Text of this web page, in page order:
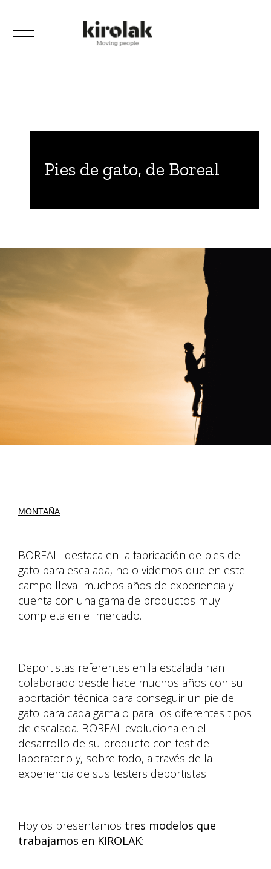
Pies de gato, de Boreal
MONTAÑA
BOREAL destaca en la fabricación de pies de
gato para escalada, no olvidemos que en este
campo lleva muchos años de experiencia y
cuenta con una gama de productos muy
completa en el mercado.
Deportistas referentes en la escalada han
colaborado desde hace muchos años con su
aportación técnica para conseguir un pie de
gato para cada gama o para los diferentes tipos
de escalada. BOREAL evoluciona en el
desarrollo de su producto con test de
laboratorio y, sobre todo, a través de la
experiencia de sus testers deportistas.
Hoy os presentamos tres modelos que
trabajamos en KIROLAK: